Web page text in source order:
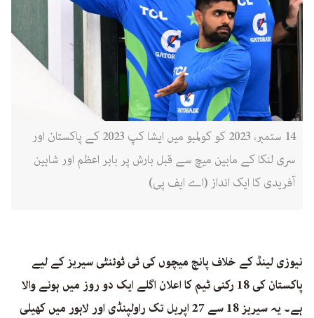
14 ستمبر، 2023 کو کولمبو میں ایشا کپ 2023 کے پاکستان اور
سری لنکا کے مابین میچ سے قبل بارش پر بابر اعظم اور شاہین
آفریدی کا ایک انداز (اے ایف پی)
نیوزی لینڈ کے خلاف پانچ میچوں کی ٹی ٹوئنٹی سیریز کے لیے
پاکستان کی 18 رکنی ٹیم کا اعلان اگلے ایک دو روز میں ہونے والا
ہے۔ یہ سیریز 18 سے 27 اپریل تک راولپنڈی اور لاہور میں کھیلی